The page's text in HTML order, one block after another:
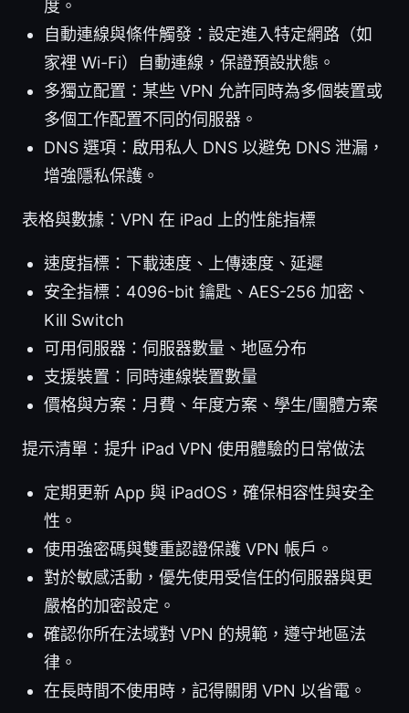
度。
自動連線與條件觸發：設定進入特定網路（如
家裡 Wi-Fi）自動連線，保證預設狀態。
多獨立配置：某些 VPN 允許同時為多個裝置或
多個工作配置不同的伺服器。
DNS 選項：啟用私人 DNS 以避免 DNS 泄漏，
增強隱私保護。
表格與數據：VPN 在 iPad 上的性能指標
速度指標：下載速度、上傳速度、延遲
安全指標：4096-bit 鑰匙、AES-256 加密、
Kill Switch
可用伺服器：伺服器數量、地區分布
支援裝置：同時連線裝置數量
價格與方案：月費、年度方案、學生/團體方案
提示清單：提升 iPad VPN 使用體驗的日常做法
定期更新 App 與 iPadOS，確保相容性與安全
性。
使用強密碼與雙重認證保護 VPN 帳戶。
對於敏感活動，優先使用受信任的伺服器與更
嚴格的加密設定。
確認你所在法域對 VPN 的規範，遵守地區法
律。
在長時間不使用時，記得關閉 VPN 以省電。